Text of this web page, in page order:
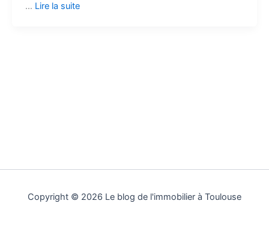
… Lire la suite
Copyright © 2026 Le blog de l'immobilier à Toulouse